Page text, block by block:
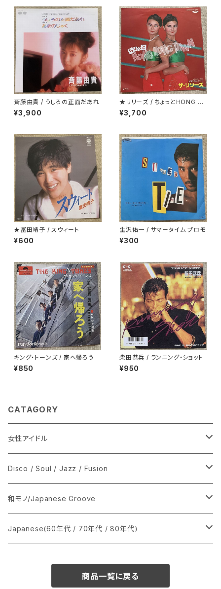
斉藤由貴 / うしろの正面だあれ
¥3,900
★リリーズ / ちょっとHONG K
ONG TOWN
¥3,700
★冨田靖子 / スウィート
¥600
生沢佑一 / サマータイム プロモ
¥300
キング・トーンズ / 家へ帰ろう
¥850
柴田恭兵 / ランニング・ショット
¥950
CATAGORY
女性アイドル
シングル盤
あ行
か行
LP
CD
Disco / Soul / Jazz / Fusion
シングル盤
A
12インチ・シングル
和モノ/Japanese Groove
シングル盤
Japanese(60年代 / 70年代 / 80年代)
商品一覧に戻る